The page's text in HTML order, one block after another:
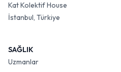
Kat Kolektif House
İstanbul, Türkiye
SAĞLIK
Uzmanlar